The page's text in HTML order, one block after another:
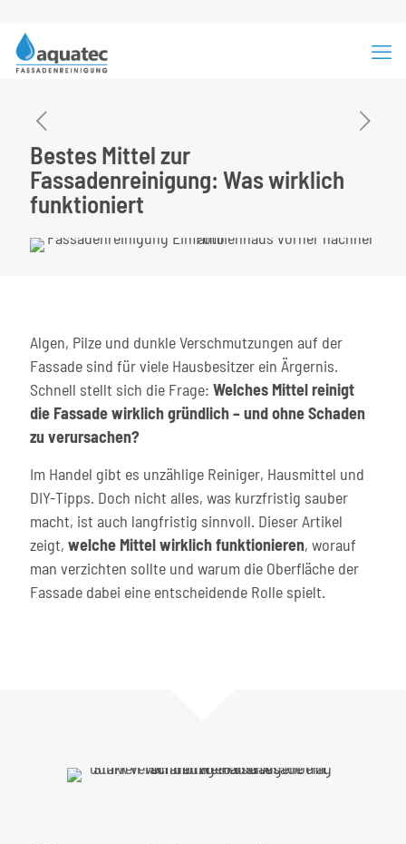
Bestes Mittel zur
Fassadenreinigung: Was wirklich
funktioniert
Algen, Pilze und dunkle Verschmutzungen auf der
Fassade sind für viele Hausbesitzer ein Ärgernis.
Schnell stellt sich die Frage: Welches Mittel reinigt
die Fassade wirklich gründlich – und ohne Schaden
zu verursachen?
Im Handel gibt es unzählige Reiniger, Hausmittel und
DIY-Tipps. Doch nicht alles, was kurzfristig sauber
macht, ist auch langfristig sinnvoll. Dieser Artikel
zeigt, welche Mittel wirklich funktionieren, worauf
man verzichten sollte und warum die Oberfläche der
Fassade dabei eine entscheidende Rolle spielt.